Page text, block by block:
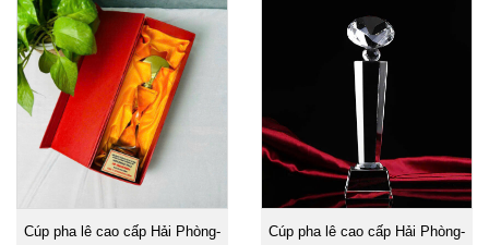
Cúp pha lê cao cấp Hải Phòng-
Cúp pha lê cao cấp Hải Phòng-